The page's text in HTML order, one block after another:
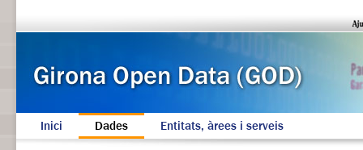
Inici Dades Entitats, àrees i serveis